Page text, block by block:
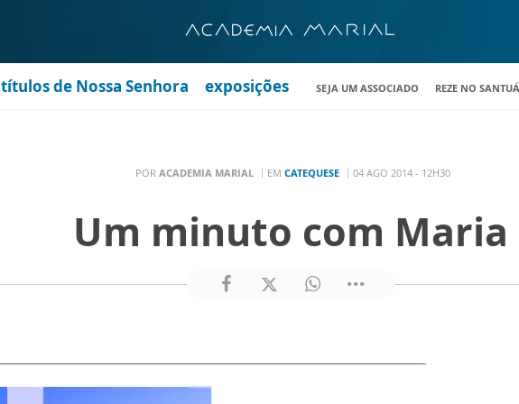
títulos de Nossa Senhora exposições SEJA UM ASSOCIADO REZE NO
POR ACADEMIA MARIAL EM CATEQUESE 04 AGO 2014 - 12H30
Um minuto com Maria